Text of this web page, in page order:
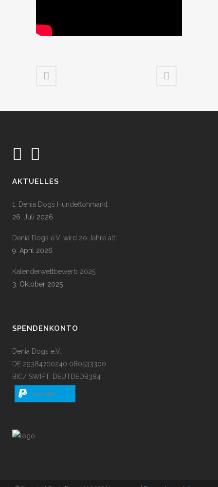
AKTUELLES
1. Denia Dogs Hundeflohmarkt
26. Juli 2026
Denia Dogs e.V. wird 20 Jahre alt!
9. April 2026
Kalenderwettbewerb 2025
3. Oktober 2025
SPENDENKONTO
Denia Dogs e.V.
DE 29384700240 080533300
BIC/ SWIFT: DEUTDEDB384
spenden